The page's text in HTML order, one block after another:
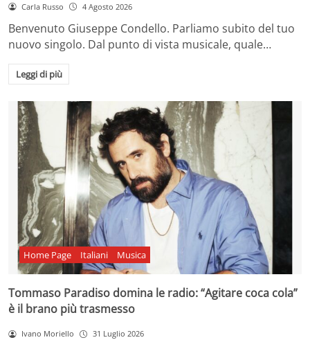
Carla Russo 4 Agosto 2026
Benvenuto Giuseppe Condello. Parliamo subito del tuo
nuovo singolo. Dal punto di vista musicale, quale…
Leggi di più
Home Page Italiani Musica
Tommaso Paradiso domina le radio: “Agitare coca cola”
è il brano più trasmesso
Ivano Moriello 31 Luglio 2026